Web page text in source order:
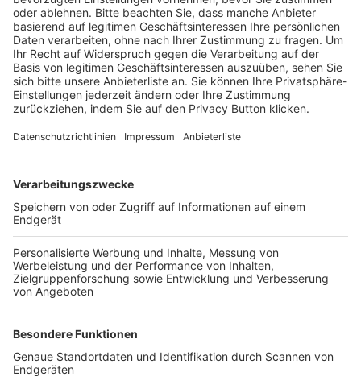
BFV-Geschäftsstellen
Trainerbörse
Login SpielPlus
FOLGE DEM BFV
TOP-VEREINE
TOP-PARTNER